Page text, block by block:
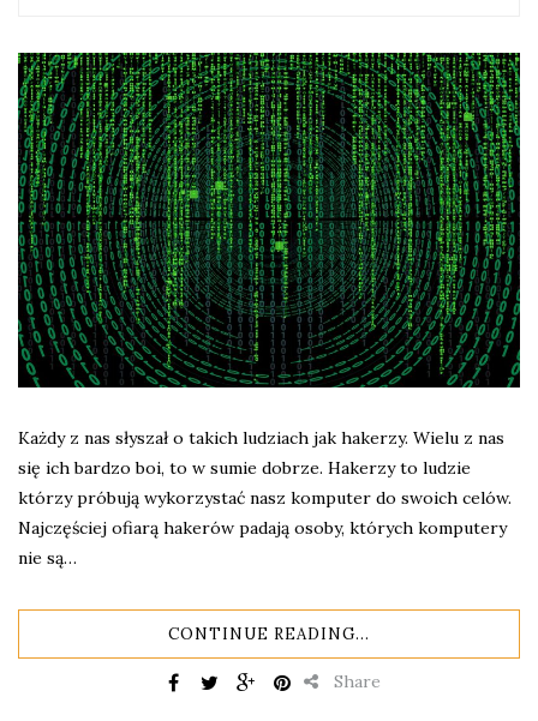
Każdy z nas słyszał o takich ludziach jak hakerzy. Wielu z nas
się ich bardzo boi, to w sumie dobrze. Hakerzy to ludzie
którzy próbują wykorzystać nasz komputer do swoich celów.
Najczęściej ofiarą hakerów padają osoby, których komputery
nie są…
CONTINUE READING...
Share